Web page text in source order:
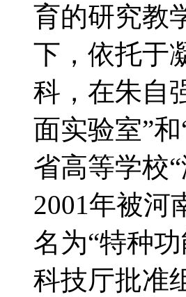
育的研究教
下，依托于
科，在朱自
面实验室”
省高等学校
2001年被河
名为“特种
科技厅批准